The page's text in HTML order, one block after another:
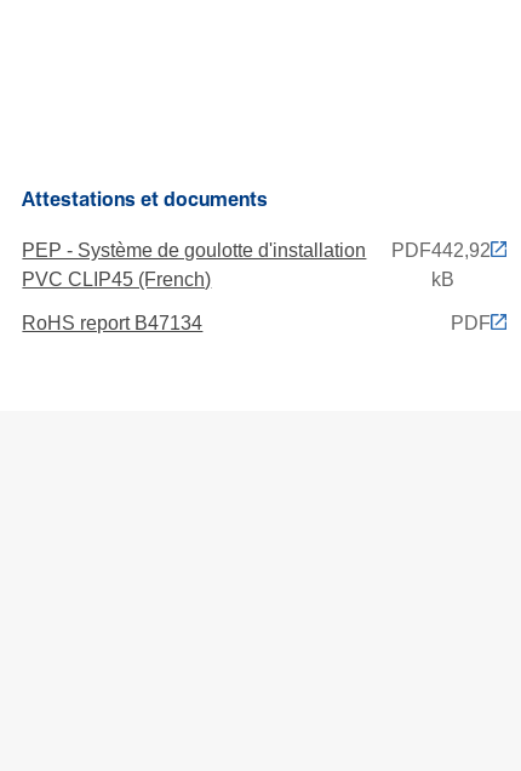
Attestations et documents
PEP - Système de goulotte d'installation
PVC CLIP45 (French)
PDF442,92
kB
RoHS report B47134 PDF